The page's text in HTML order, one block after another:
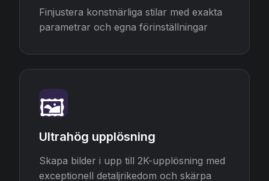
Finjustera konstnärliga stilar med exakta
parametrar och egna förinställningar
🖼️
Ultrahög upplösning
Skapa bilder i upp till 2K-upplösning med
exceptionell detaljrikedom och skärpa